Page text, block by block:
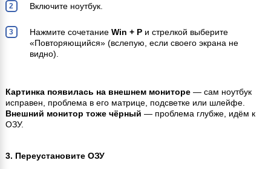
Включите ноутбук.
Нажмите сочетание Win + Pи стрелкой выберите
«Повторяющийся» (вслепую, если своего экрана не
видно).
Картинка появилась на внешнем мониторе— сам ноутбук
исправен, проблема в его матрице, подсветке или шлейфе.
Внешний монитор тоже чёрный — проблема глубже, идём к
ОЗУ.
3. Переустановите ОЗУ